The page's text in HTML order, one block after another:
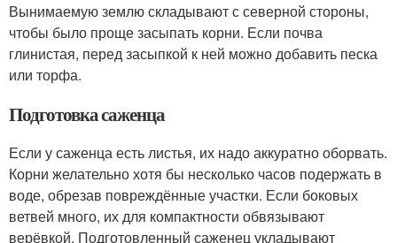
Вынимаемую землю складывают с северной стороны,
чтобы было проще засыпать корни. Если почва
глинистая, перед засыпкой к ней можно добавить песка
или торфа.
Подготовка саженца
Если у саженца есть листья, их надо аккуратно оборвать.
Корни желательно хотя бы несколько часов подержать в
воде, обрезав повреждённые участки. Если боковых
ветвей много, их для компактности обвязывают
верёвкой. Подготовленный саженец укладывают